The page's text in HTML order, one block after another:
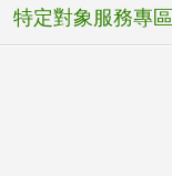
特定對象服務專區